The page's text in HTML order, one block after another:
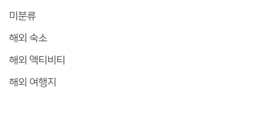
미분류
해외 숙소
해외 액티비티
해외 여행지